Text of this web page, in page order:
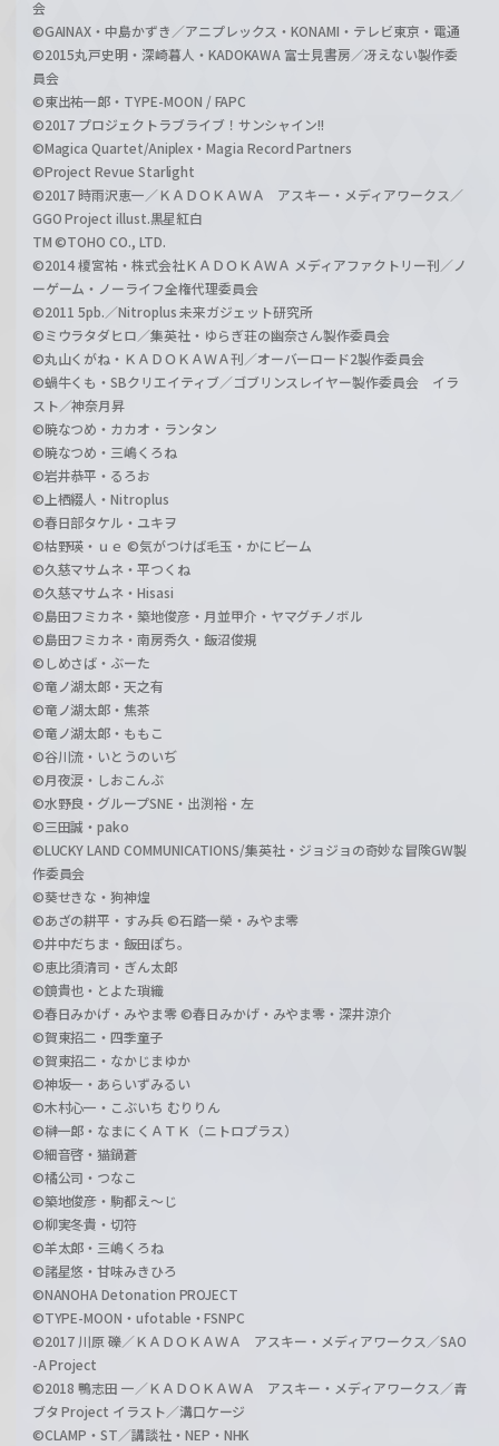
会
©GAINAX・中島かずき／アニプレックス・KONAMI・テレビ東京・電通
©2015丸戸史明・深崎暮人・KADOKAWA 富士見書房／冴えない製作委
員会
©東出祐一郎・TYPE-MOON / FAPC
©2017 プロジェクトラブライブ！サンシャイン!!
©Magica Quartet/Aniplex・Magia Record Partners
©Project Revue Starlight
©2017 時雨沢恵一／ＫＡＤＯＫＡＷＡ アスキー・メディアワークス／
GGO Project illust.黒星紅白
TM ©TOHO CO., LTD.
©2014 榎宮祐・株式会社ＫＡＤＯＫＡＷＡ メディアファクトリー刊／ノ
ーゲーム・ノーライフ全権代理委員会
©2011 5pb.／Nitroplus 未来ガジェット研究所
©ミウラタダヒロ／集英社・ゆらぎ荘の幽奈さん製作委員会
©丸山くがね・ＫＡＤＯＫＡＷＡ刊／オーバーロード2製作委員会
©蝸牛くも・SBクリエイティブ／ゴブリンスレイヤー製作委員会 イラ
スト／神奈月昇
©暁なつめ・カカオ・ランタン
©暁なつめ・三嶋くろね
©岩井恭平・るろお
©上栖綴人・Nitroplus
©春日部タケル・ユキヲ
©枯野瑛・ｕｅ ©気がつけば毛玉・かにビーム
©久慈マサムネ・平つくね
©久慈マサムネ・Hisasi
©島田フミカネ・築地俊彦・月並甲介・ヤマグチノボル
©島田フミカネ・南房秀久・飯沼俊規
©しめさば・ぶーた
©竜ノ湖太郎・天之有
©竜ノ湖太郎・焦茶
©竜ノ湖太郎・ももこ
©谷川流・いとうのいぢ
©月夜涙・しおこんぶ
©水野良・グループSNE・出渕裕・左
©三田誠・pako
©LUCKY LAND COMMUNICATIONS/集英社・ジョジョの奇妙な冒険GW製
作委員会
©葵せきな・狗神煌
©あざの耕平・すみ兵 ©石踏一榮・みやま零
©井中だちま・飯田ぽち。
©恵比須清司・ぎん太郎
©鏡貴也・とよた瑣織
©春日みかげ・みやま零 ©春日みかげ・みやま零・深井涼介
©賀東招二・四季童子
©賀東招二・なかじまゆか
©神坂一・あらいずみるい
©木村心一・こぶいち むりりん
©榊一郎・なまにくＡＴＫ（ニトロプラス）
©細音啓・猫鍋蒼
©橘公司・つなこ
©築地俊彦・駒都え～じ
©柳実冬貴・切符
©羊太郎・三嶋くろね
©諸星悠・甘味みきひろ
©NANOHA Detonation PROJECT
©TYPE-MOON・ufotable・FSNPC
©2017 川原 礫／ＫＡＤＯＫＡＷＡ アスキー・メディアワークス／SAO
-A Project
©2018 鴨志田 一／ＫＡＤＯＫＡＷＡ アスキー・メディアワークス／青
ブタ Project イラスト／溝口ケージ
©CLAMP・ST／講談社・NEP・NHK